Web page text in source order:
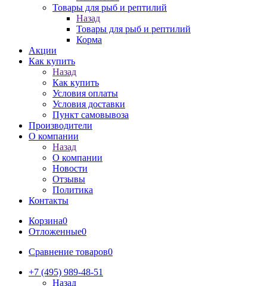
Товары для рыб и рептилий
Назад
Товары для рыб и рептилий
Корма
Акции
Как купить
Назад
Как купить
Условия оплаты
Условия доставки
Пункт самовывоза
Производители
О компании
Назад
О компании
Новости
Отзывы
Политика
Контакты
Корзина0
Отложенные0
Сравнение товаров0
+7 (495) 989-48-51
Назад